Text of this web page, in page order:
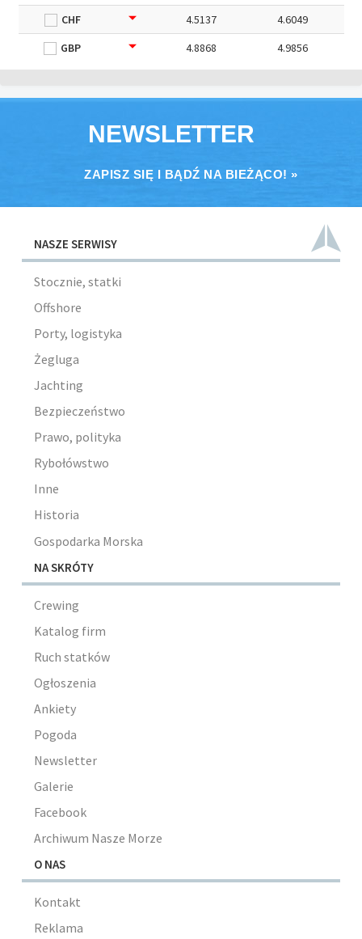
CHF
4.5137
4.6049
GBP
4.8868 4.9856
NEWSLETTER
ZAPISZ SIĘ I BĄDŹ NA BIEŻĄCO! »
NASZE SERWISY
Stocznie, statki
Offshore
Porty, logistyka
Żegluga
Jachting
Bezpieczeństwo
Prawo, polityka
Rybołówstwo
Inne
Historia
Gospodarka Morska
NA SKRÓTY
Crewing
Katalog firm
Ruch statków
Ogłoszenia
Ankiety
Pogoda
Newsletter
Galerie
Facebook
Archiwum Nasze Morze
O NAS
Kontakt
Reklama